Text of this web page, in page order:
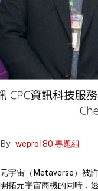
By wepro180 專題組
元宇宙（Metaverse）被
開拓元宇宙商機的同時，